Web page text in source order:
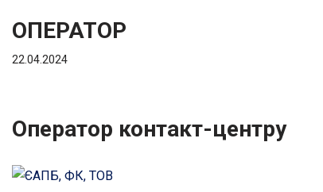
ОПЕРАТОР
22.04.2024
Оператор контакт-центру